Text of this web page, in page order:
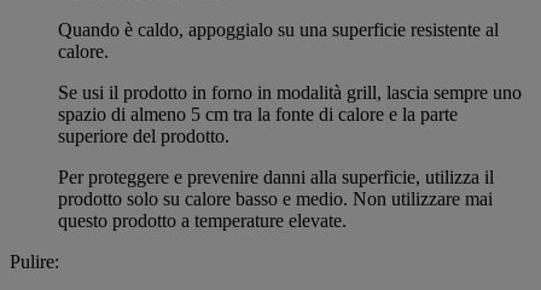
Quando è caldo, appoggialo su una superficie resistente al
calore.
Se usi il prodotto in forno in modalità grill, lascia sempre uno
spazio di almeno 5 cm tra la fonte di calore e la parte
superiore del prodotto.
Per proteggere e prevenire danni alla superficie, utilizza il
prodotto solo su calore basso e medio. Non utilizzare mai
questo prodotto a temperature elevate.
Pulire: